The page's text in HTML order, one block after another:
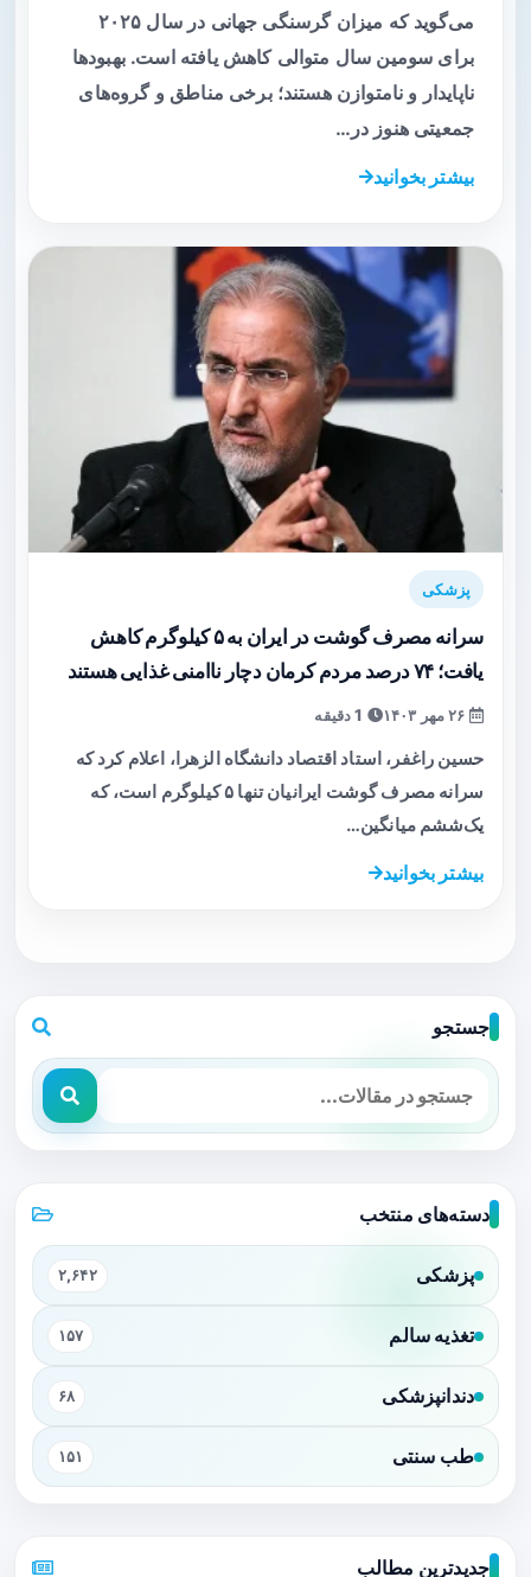
می‌گوید که میزان گرسنگی جهانی در سال ۲۰۲۵
برای سومین سال متوالی کاهش یافته است. بهبودها
ناپایدار و نامتوازن هستند؛ برخی مناطق و گروه‌های
جمعیتی هنوز در…
بیشتر بخوانید
پزشکی
سرانه مصرف گوشت در ایران به ۵ کیلوگرم کاهش
یافت؛ ۷۴ درصد مردم کرمان دچار ناامنی غذایی هستند
حسین راغفر، استاد اقتصاد دانشگاه الزهرا، اعلام کرد که
سرانه مصرف گوشت ایرانیان تنها ۵ کیلوگرم است، که
یک‌ششم میانگین…
بیشتر بخوانید
جستجو
دسته‌های منتخب
پزشکی ۲,۶۴۲
تغذیه سالم ۱۵۷
دندانپزشکی ۶۸
طب سنتی ۱۵۱
جدیدترین مطالب